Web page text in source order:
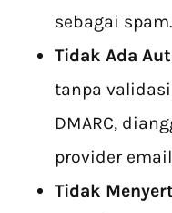
sebagai spam.
Tidak Ada
tanpa validasi
DMARC,
provider
Tidak